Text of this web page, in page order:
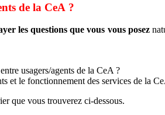
de la CeA ?
les questions que vous vous posez
usagers/agents de la CeA ?
et le fonctionnement des services de la
que vous trouverez ci-dessous.